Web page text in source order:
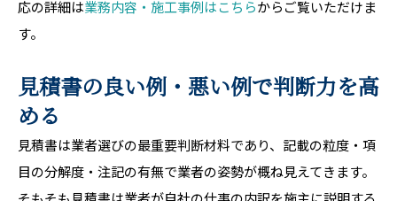
応の詳細は業務内容・施工事例はこちらからご覧いただけま
す。
見積書の良い例・悪い例で判断力を高
める
見積書は業者選びの最重要判断材料であり、記載の粒度・項
目の分解度・注記の有無で業者の姿勢が概ね見えてきます。